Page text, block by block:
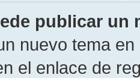
publicar un
nuevo tema
el enlace de